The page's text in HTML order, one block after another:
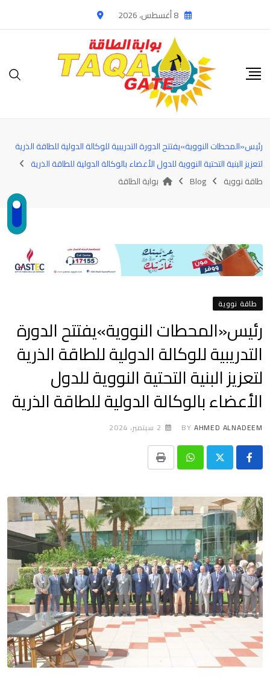
to
8 أغسطس، 2026
رئيس«المحطات النووية»يفتتح الدورة التدريبية للوكالة الدولية للطاقة الذرية
لتعزيز البنية التحتية النووية للدول الأعضاء بالوكالة الدولية للطاقة الذرية
طاقة نووية
Blog بوابة الطاقة
طاقة نووية
رئيس«المحطات النووية»يفتتح الدورة
التدريبية للوكالة الدولية للطاقة الذرية
لتعزيز البنية التحتية النووية للدول
الأعضاء بالوكالة الدولية للطاقة الذرية
BY AHMED ALNADEEM 2 سبتمبر، 2024
Whatsapp
Print